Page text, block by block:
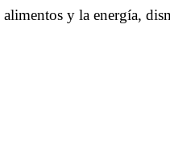
y la energía,